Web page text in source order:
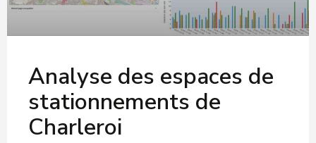
Analyse des espaces de
stationnements de
Charleroi